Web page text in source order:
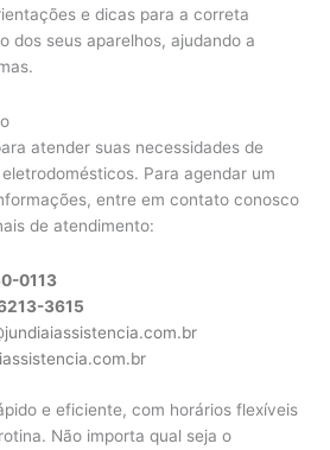
e dicas para a correta
dos seus aparelhos, ajudando a
atender suas necessidades de
Para agendar um
entre em contato conosco
de atendimento:
0113
3615
e eficiente, com horários flexíveis
Não importa qual seja o